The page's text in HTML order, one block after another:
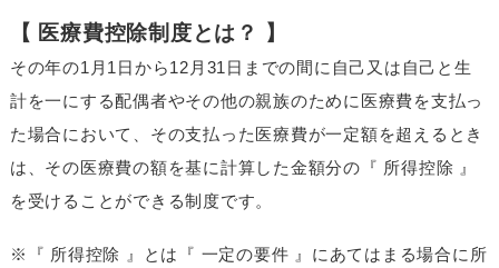
【 医療費控除制度とは？ 】
その年の1月1日から12月31日までの間に自己又は自己と生
計を一にする配偶者やその他の親族のために医療費を支払っ
た場合において、その支払った医療費が一定額を超えるとき
は、その医療費の額を基に計算した金額分の『 所得控除 』
を受けることができる制度です。
※『 所得控除 』とは『 一定の要件 』にあてはまる場合に所